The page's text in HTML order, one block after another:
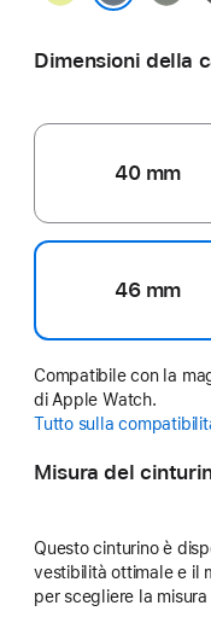
Dimensioni della
40 mm
46 mm
Compatibile con la
di Apple Watch.
Tutto sulla
Misura del
Questo cinturino è
vestibilità ottimale e il
per scegliere la misura